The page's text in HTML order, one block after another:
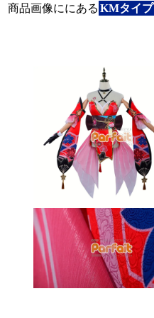
商品画像ににある KMタイプ